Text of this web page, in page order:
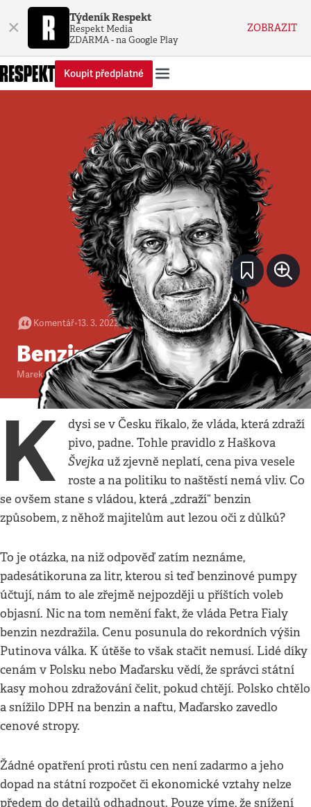
× Týdeník Respekt
Respekt Media
ZDARMA - na Google Play
ZOBRAZIT
Koupit předplatné
Komentář•13. 3. 2022•2minuty
Benzin za padesát
Marek Švehla
K
dysi se v Česku říkalo, že vláda, která zdraží
pivo, padne. Tohle pravidlo z Haškova
Švejka už zjevně neplatí, cena piva vesele
roste a na politiku to naštěstí nemá vliv. Co
se ovšem stane s vládou, která „zdraží“ benzin
způsobem, z něhož majitelům aut lezou oči z důlků?
To je otázka, na niž odpověď zatím neznáme,
padesátikoruna za litr, kterou si teď benzinové pumpy
účtují, nám to ale zřejmě nejpozději u příštích voleb
objasní. Nic na tom nemění fakt, že vláda Petra Fialy
benzin nezdražila. Cenu posunula do rekordních výšin
Putinova válka. K útěše to však stačit nemusí. Lidé díky
cenám v Polsku nebo Maďarsku vědí, že správci státní
kasy mohou zdražování čelit, pokud chtějí. Polsko chtělo
a snížilo DPH na benzin a naftu, Maďarsko zavedlo
cenové stropy.
Žádné opatření proti růstu cen není zadarmo a jeho
dopad na státní rozpočet či ekonomické vztahy nelze
předem do detailů odhadnout. Pouze víme, že snížení